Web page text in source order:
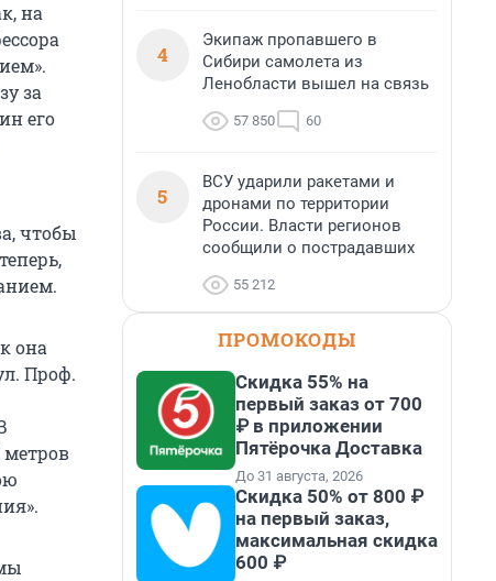
на
за
его
чтобы
она
Проф.
метров
4
Экипаж пропавшего в
Сибири самолета из
Ленобласти вышел на связь
57 850 60
5
ВСУ ударили ракетами и
дронами по территории
России. Власти регионов
сообщили о пострадавших
55 212
ПРОМОКОДЫ
Скидка 55% на
первый заказ от 700
₽ в приложении
Пятёрочка Доставка
До 31 августа, 2026
Скидка 50% от 800 ₽
на первый заказ,
максимальная скидка
600 ₽